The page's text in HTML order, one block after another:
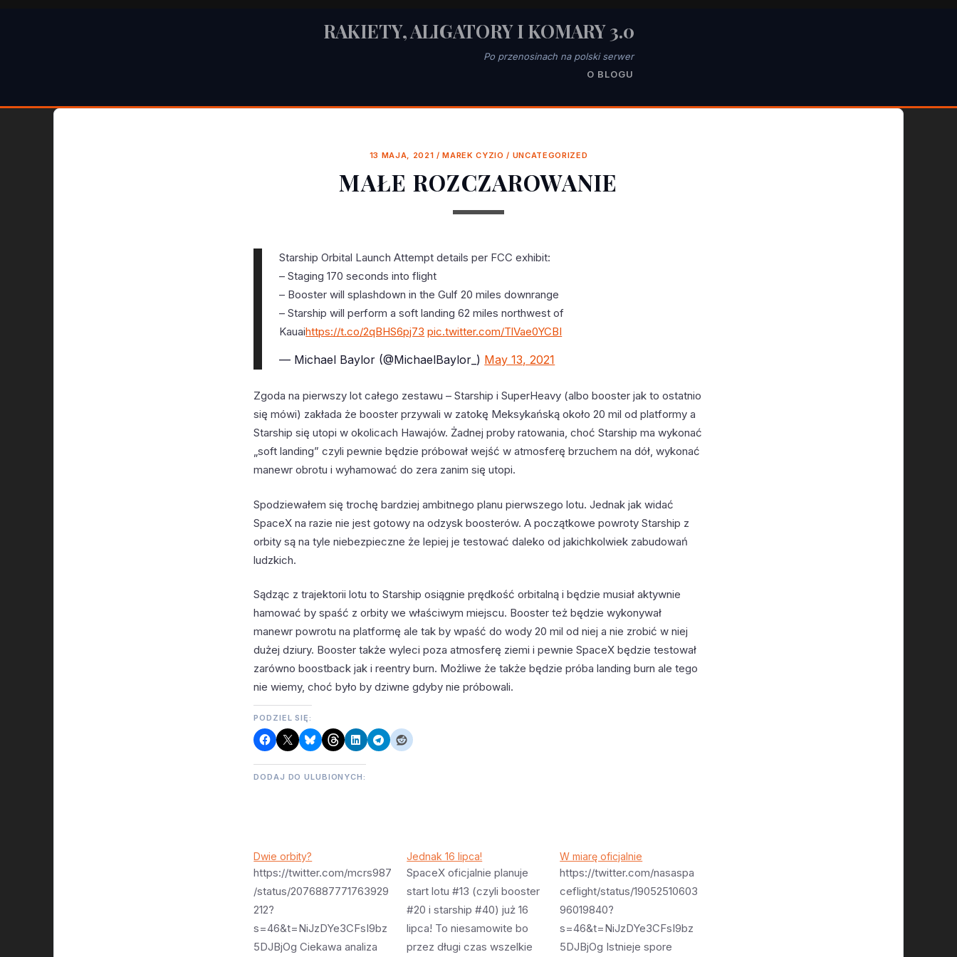
RAKIETY, ALIGATORY I KOMARY 3.0
Po przenosinach na polski serwer
O BLOGU
13 MAJA, 2021 /MAREK CYZIO / UNCATEGORIZED
MAŁE ROZCZAROWANIE
Starship Orbital Launch Attempt details per FCC exhibit:
– Staging 170 seconds into flight
– Booster will splashdown in the Gulf 20 miles downrange
– Starship will perform a soft landing 62 miles northwest of
Kauaihttps://t.co/2qBHS6pj73 pic.twitter.com/TlVae0YCBI
— Michael Baylor (@MichaelBaylor_) May 13, 2021
Zgoda na pierwszy lot całego zestawu – Starship i SuperHeavy (albo booster jak to ostatnio
się mówi) zakłada że booster przywali w zatokę Meksykańską około 20 mil od platformy a
Starship się utopi w okolicach Hawajów. Żadnej proby ratowania, choć Starship ma wykonać
„soft landing” czyli pewnie będzie próbował wejść w atmosferę brzuchem na dół, wykonać
manewr obrotu i wyhamować do zera zanim się utopi.
Spodziewałem się trochę bardziej ambitnego planu pierwszego lotu. Jednak jak widać
SpaceX na razie nie jest gotowy na odzysk boosterów. A początkowe powroty Starship z
orbity są na tyle niebezpieczne że lepiej je testować daleko od jakichkolwiek zabudowań
ludzkich.
Sądząc z trajektorii lotu to Starship osiągnie prędkość orbitalną i będzie musiał aktywnie
hamować by spaść z orbity we właściwym miejscu. Booster też będzie wykonywał
manewr powrotu na platformę ale tak by wpaść do wody 20 mil od niej a nie zrobić w niej
dużej dziury. Booster także wyleci poza atmosferę ziemi i pewnie SpaceX będzie testował
zarówno boostback jak i reentry burn. Możliwe że także będzie próba landing burn ale tego
nie wiemy, choć było by dziwne gdyby nie próbowali.
PODZIEL SIĘ:
DODAJ DO ULUBIONYCH:
Dwie orbity?
https://twitter.com/mcrs987
/status/2076887771763929
212?
s=46&t=NiJzDYe3CFsI9bz
5DJBjOg Ciekawa analiza
Jednak 16 lipca!
SpaceX oficjalnie planuje
start lotu #13 (czyli booster
#20 i starship #40) już 16
lipca! To niesamowite bo
przez długi czas wszelkie
W miarę oficjalnie
https://twitter.com/nasaspa
ceflight/status/19052510603
96019840?
s=46&t=NiJzDYe3CFsI9bz
5DJBjOg Istnieje spore